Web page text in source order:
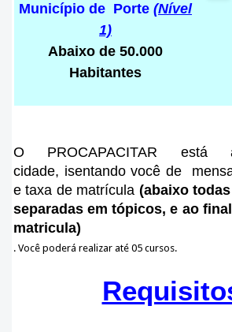
Município de Porte (Nível
1)
Abaixo de 50.000
Habitantes
O PROCAPACITAR está
cidade, isentando você de
e taxa de matrícula (abaixo
separadas em tópicos, e ao
matricula)
. Você poderá realizar até 05 cursos.